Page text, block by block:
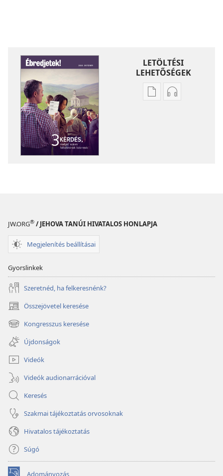
LETÖLTÉSI
LEHETŐSÉGEK
Kiadványok
JW.ORG® / JEHOVA TANÚI HIVATALOS HONLAPJA
Megjelenítés beállításai
Gyorslinkek
Szeretnéd, ha felkeresnénk?
Összejövetel keresése
(opens
new
window)
Kongresszus keresése
(opens
new
window)
Újdonságok
Videók
Videók audionarrációval
Keresés
Szakmai tájékoztatás orvosoknak
Hivatalos tájékoztatás
Súgó
Adományozás